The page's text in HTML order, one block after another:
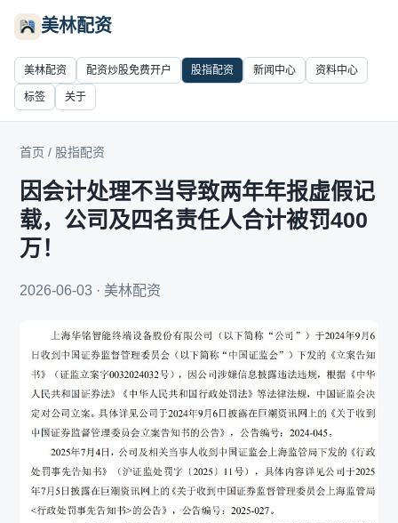
美林配资
美林配资 配资炒股免费开户 股指配资 新闻中心 资料中心
标签 关于
首页 / 股指配资
因会计处理不当导致两年年报虚假记
载，公司及四名责任人合计被罚400
万！
2026-06-03 · 美林配资